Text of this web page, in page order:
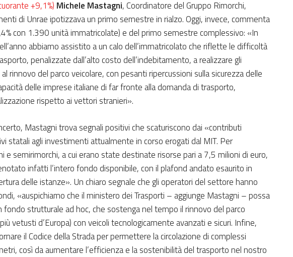
+9,1%) Michele Mastagni, Coordinatore del Gruppo Rimorchi,
di Unrae ipotizzava un primo semestre in rialzo. Oggi, invece, commenta
con 1.390 unità immatricolate) e del primo semestre complessivo: «In
abbiamo assistito a un calo dell’immatricolato che riflette le difficoltà
penalizzate dall’alto costo dell’indebitamento, a realizzare gli
rinnovo del parco veicolare, con pesanti ripercussioni sulla sicurezza delle
delle imprese italiane di far fronte alla domanda di trasporto,
rispetto ai vettori stranieri».
Mastagni trova segnali positivi che scaturiscono dai «contributi
statali agli investimenti attualmente in corso erogati dal MIT. Per
e semirimorchi, a cui erano state destinate risorse pari a 7,5 milioni di euro,
infatti l’intero fondo disponibile, con il plafond andato esaurito in
delle istanze». Un chiaro segnale che gli operatori del settore hanno
«auspichiamo che il ministero dei Trasporti – aggiunge Mastagni – possa
fondo strutturale ad hoc, che sostenga nel tempo il rinnovo del parco
vetusti d’Europa) con veicoli tecnologicamente avanzati e sicuri. Infine,
il Codice della Strada per permettere la circolazione di complessi
così da aumentare l’efficienza e la sostenibilità del trasporto nel nostro